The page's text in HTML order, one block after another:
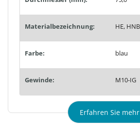
Materialbezeichnung:
Farbe: blau
Gewinde: M10-IG
Erfahren Sie mehr